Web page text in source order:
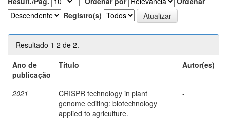
Registro(s)
Resultado 1-2 de 2.
Ano de
publicação
Título Autor(es)
2021
CRISPR technology in plant
genome editing: biotechnology
applied to agriculture.
-